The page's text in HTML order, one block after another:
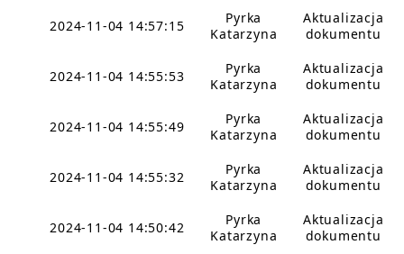
2024-11-04 14:57:15
Pyrka
Katarzyna
Aktualizacja
dokumentu
2024-11-04 14:55:53
Pyrka
Katarzyna
Aktualizacja
dokumentu
2024-11-04 14:55:49
Pyrka
Katarzyna
Aktualizacja
dokumentu
2024-11-04 14:55:32
Pyrka
Katarzyna
Aktualizacja
dokumentu
2024-11-04 14:50:42
Pyrka
Katarzyna
Aktualizacja
dokumentu